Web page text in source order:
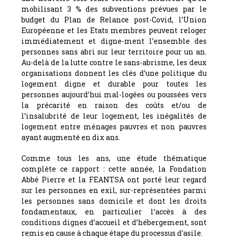
mobilisant 3 % des subventions prévues par le
budget du Plan de Relance post-Covid, l’Union
Européenne et les Etats membres peuvent reloger
immédiatement et digne-ment l’ensemble des
personnes sans abri sur leur territoire pour un an.
Au-delà de la lutte contre le sans-abrisme, les deux
organisations donnent les clés d’une politique du
logement digne et durable pour toutes les
personnes aujourd’hui mal-logées ou poussées vers
la précarité en raison des coûts et/ou de
l’insalubrité de leur logement, les inégalités de
logement entre ménages pauvres et non pauvres
ayant augmenté en dix ans.
Comme tous les ans, une étude thématique
complète ce rapport : cette année, la Fondation
Abbé Pierre et la FEANTSA ont porté leur regard
sur les personnes en exil, sur-représentées parmi
les personnes sans domicile et dont les droits
fondamentaux, en particulier l’accès à des
conditions dignes d’accueil et d’hébergement, sont
remis en cause à chaque étape du processus d’asile.